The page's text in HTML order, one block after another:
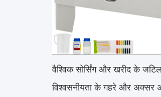
वैश्विक सोर्सिंग और खरीद के जटिल
विश्वसनीयता के गहरे और अक्सर